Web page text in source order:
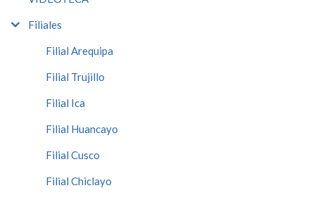
Filiales
Filial Arequipa
Filial Trujillo
Filial Ica
Filial Huancayo
Filial Cusco
Filial Chiclayo